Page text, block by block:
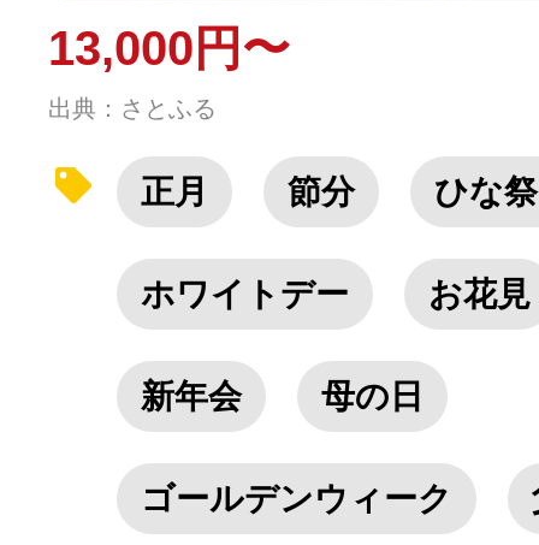
13,000円〜
出典：さとふる
正月 節分 ひな
ホワイトデー お花見
新年会 母の日
ゴールデンウィーク